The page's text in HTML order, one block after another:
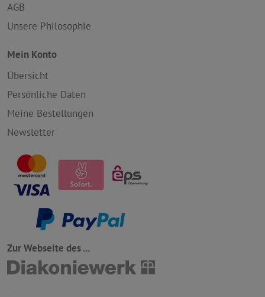
AGB
Unsere Philosophie
Mein Konto
Übersicht
Persönliche Daten
Meine Bestellungen
Newsletter
Zur Webseite des ...